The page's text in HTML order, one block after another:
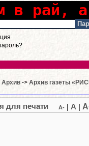
в рай,
Архив -> Архив газеты
A- A